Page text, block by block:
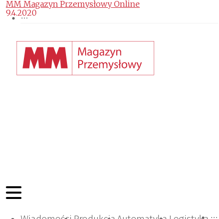
MM Magazyn Przemysłowy Online
9.4.2020